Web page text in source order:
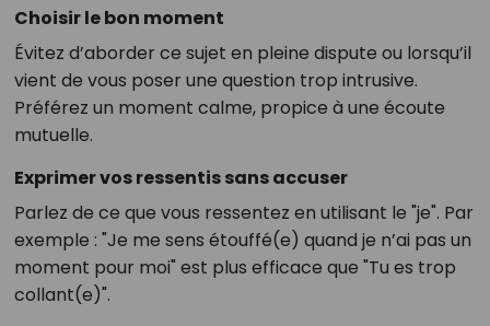
Choisir le bon moment
Évitez d’aborder ce sujet en pleine dispute ou lorsqu’il
vient de vous poser une question trop intrusive.
Préférez un moment calme, propice à une écoute
mutuelle.
Exprimer vos ressentis sans accuser
Parlez de ce que vous ressentez en utilisant le "je". Par
exemple : "Je me sens étouffé(e) quand je n’ai pas un
moment pour moi" est plus efficace que "Tu es trop
collant(e)".